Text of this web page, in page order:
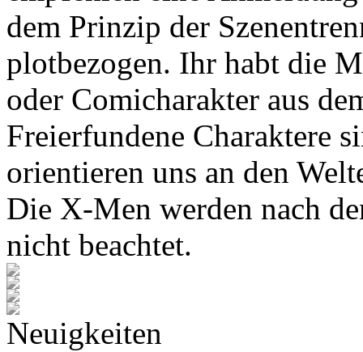
dem Prinzip der
plotbezogen. Ihr habt die
oder Comicharakter aus
Freierfundene Charaktere
orientieren uns an den
Die X-Men werden nach
nicht beachtet.
Neuigkeiten